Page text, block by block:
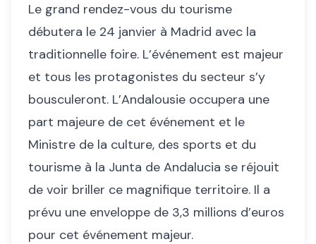
Le grand rendez-vous du tourisme
débutera le 24 janvier à Madrid avec la
traditionnelle foire. L’événement est majeur
et tous les protagonistes du secteur s’y
bousculeront. L’Andalousie occupera une
part majeure de cet événement et le
Ministre de la culture, des sports et du
tourisme à la Junta de Andalucia se réjouit
de voir briller ce magnifique territoire. Il a
prévu une enveloppe de 3,3 millions d’euros
pour cet événement majeur.